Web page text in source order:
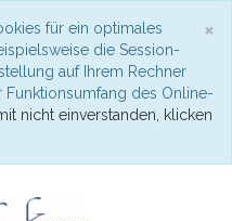
×
für ein optimales
die Session-
auf Ihrem Rechner
des Online-
nicht einverstanden, klicken